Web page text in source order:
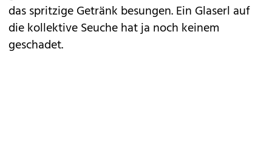
das spritzige Getränk besungen. Ein Glaserl auf
die kollektive Seuche hat ja noch keinem
geschadet.